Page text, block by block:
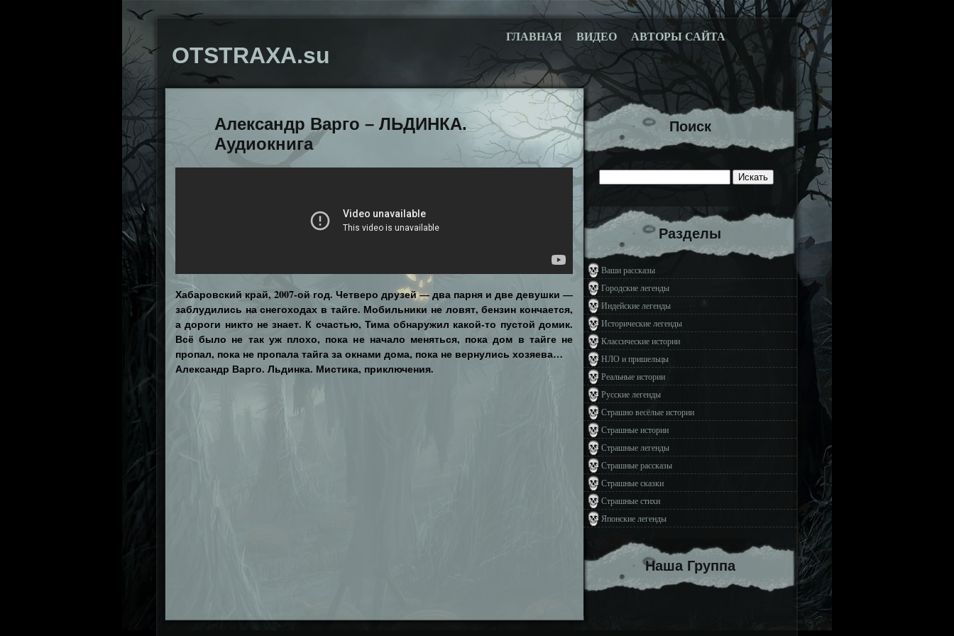
OTSTRAXA.su
ГЛАВНАЯ ВИДЕО АВТОРЫ САЙТА
Александр Варго – ЛЬДИНКА.
Аудиокнига
Хабаровский край, 2007-ой год. Четверо друзей — два парня и две девушки —
заблудились на снегоходах в тайге. Мобильники не ловят, бензин кончается,
а дороги никто не знает. К счастью, Тима обнаружил какой-то пустой домик.
Всё было не так уж плохо, пока не начало меняться, пока дом в тайге не
пропал, пока не пропала тайга за окнами дома, пока не вернулись хозяева…
Александр Варго. Льдинка. Мистика, приключения.
Поиск
Разделы
Ваши рассказы
Городские легенды
Индейские легенды
Исторические легенды
Классические истории
НЛО и пришельцы
Реальные истории
Русские легенды
Страшно весёлые истории
Страшные истории
Страшные легенды
Страшные рассказы
Страшные сказки
Страшные стихи
Японские легенды
Наша Группа